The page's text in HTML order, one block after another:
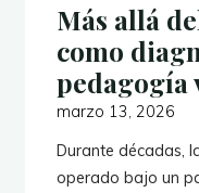
Más allá
como
pedagogía
marzo 13, 2026
Durante décadas,
operado bajo un